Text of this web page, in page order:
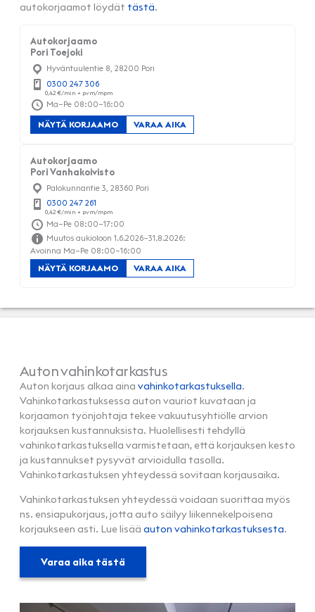
autokorjaamot löydät tästä.
Autokorjaamo
Pori Toejoki
Hyväntuulentie 8, 28200 Pori
0300 247 306
Ma–Pe 08:00–16:00
NÄYTÄ KORJAAMO VARAA AIKA
Autokorjaamo
Pori Vanhakoivisto
Palokunnantie 3, 28360 Pori
0300 247 261
Ma–Pe 08:00–17:00
Muutos aukioloon 1.6.2026–31.8.2026:
Avoinna Ma–Pe 08:00–16:00
NÄYTÄ KORJAAMO VARAA AIKA
Auton vahinkotarkastus
Auton korjaus alkaa aina vahinkotarkastuksella.
Vahinkotarkastuksessa auton vauriot kuvataan ja
korjaamon työnjohtaja tekee vakuutusyhtiölle arvion
korjauksen kustannuksista. Huolellisesti tehdyllä
vahinkotarkastuksella varmistetaan, että korjauksen kesto
ja kustannukset pysyvät arvioidulla tasolla.
Vahinkotarkastuksen yhteydessä sovitaan korjausaika.
Vahinkotarkastuksen yhteydessä voidaan suorittaa myös
ns. ensiapukorjaus, jotta auto säilyy liikennekelpoisena
korjaukseen asti. Lue lisää auton vahinkotarkastuksesta.
Varaa aika tästä